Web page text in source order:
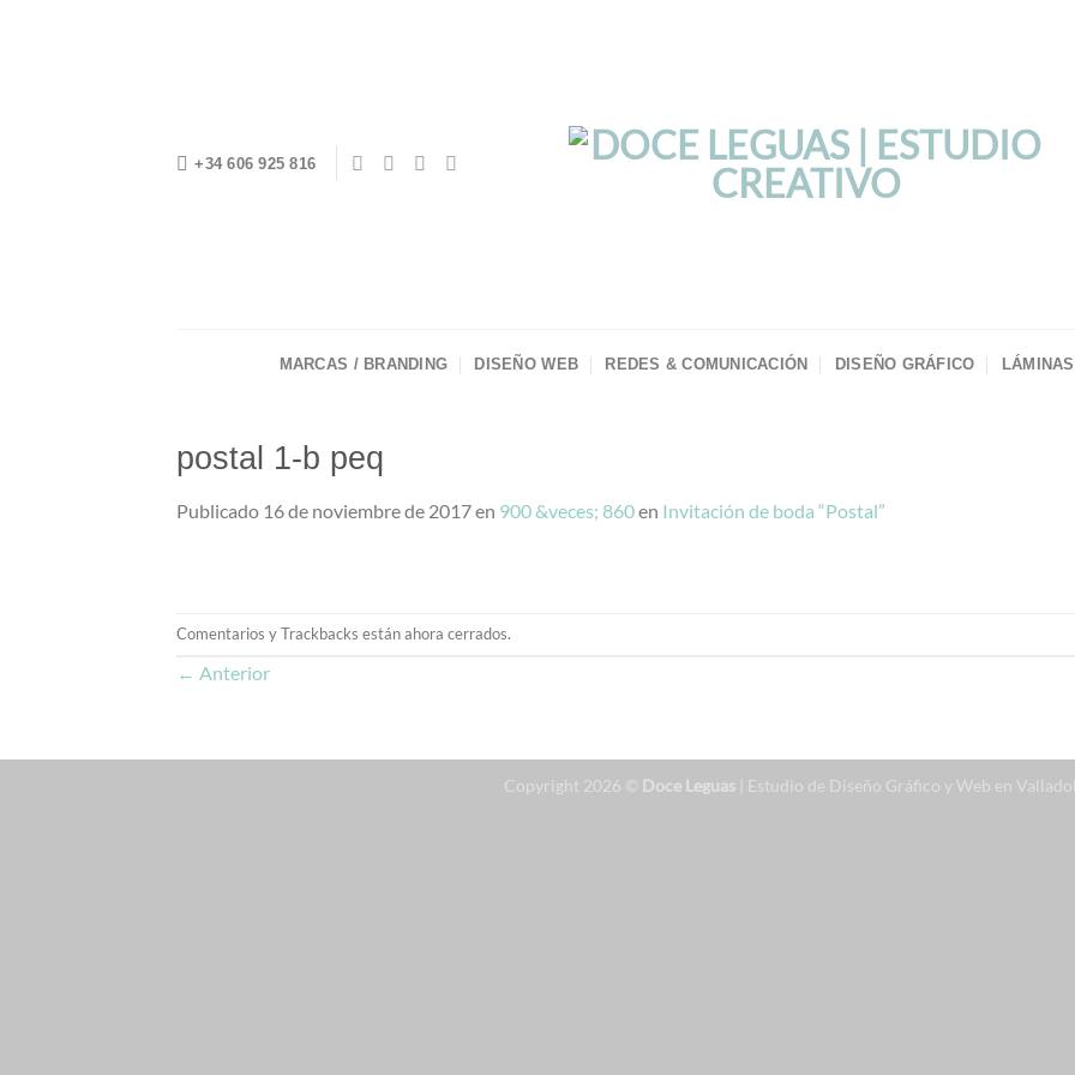
+34 606 925 816
MARCAS / BRANDING DISEÑO WEB REDES & COMUNICACIÓN DISEÑO GRÁFICO LÁMINAS
postal 1-b peq
Publicado 16 de noviembre de 2017en 900 &veces; 860en Invitación de boda “Postal”
Comentarios y Trackbacks están ahora cerrados.
← Anterior
Copyright 2026 © Doce Leguas| Estudio de Diseño Gráfico y Web en